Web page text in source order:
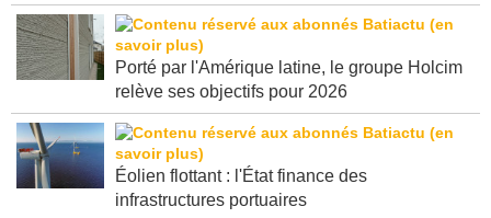
Porté par l'Amérique latine, le groupe Holcim
relève ses objectifs pour 2026
Éolien flottant : l'État finance des
infrastructures portuaires